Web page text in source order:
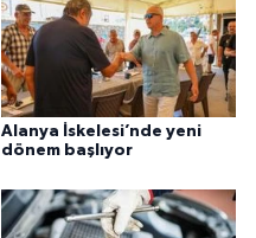
Alanya İskelesi’nde yeni
dönem başlıyor